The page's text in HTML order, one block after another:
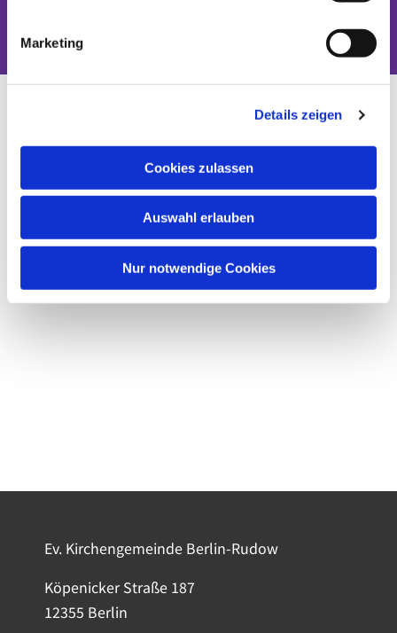
Marketing
Details zeigen
Cookies zulassen
Auswahl erlauben
Nur notwendige Cookies
Dies könnte Sie auch interessieren
Ev. Kirchengemeinde Berlin-Rudow
Köpenicker Straße 187
12355 Berlin